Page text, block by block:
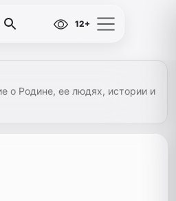
12+
о Родине, ее людях, истории и